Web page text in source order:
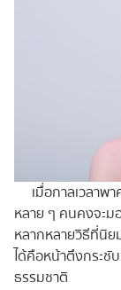
เมื่อกาลเวลาพ
หลาย ๆ คนคงจะม
หลากหลายวิธีที่นิ
ได้คือหน้าตึงกระชั
ธรรมชาติ